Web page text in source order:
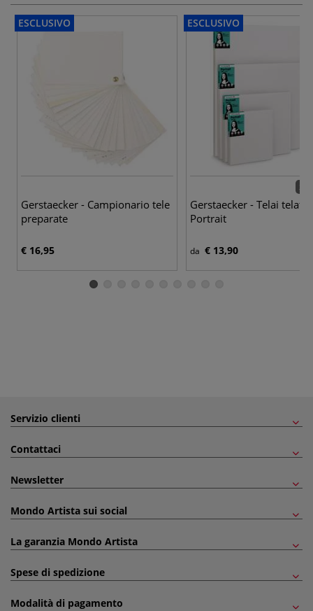
ESCLUSIVO
Gerstaecker - Campionario tele
preparate
€ 16,95
ESCLUSIVO
Gerstaecker - Telai telati
Portrait
da € 13,90
Servizio clienti
Contattaci
Newsletter
Mondo Artista sui social
La garanzia Mondo Artista
Spese di spedizione
Modalità di pagamento